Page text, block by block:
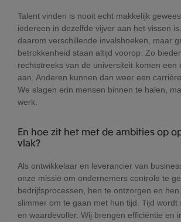
Talent vinden is nooit echt makkelijk
iedereen in dezelfde vijver aan het vissen
daarom verschillende invalshoeken, maar
betrokkenheid staan altijd voorop. Zo
rechtstreeks van de universiteit komen een
aan. Anderen kunnen dan weer een
We slagen erin mensen binnen te halen,
werk.
En hoe zit het met de ambities op
vlak?
Als ontwikkelaar en leverancier van
onze missie om ondernemers controle te
bedrijfsprocessen, hen te ontzorgen en
slimmer om te gaan met hun tijd. Tijd wordt
en waardevoller. Wij brengen efficiëntie en